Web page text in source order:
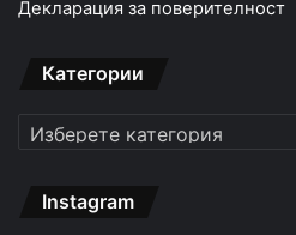
Декларация за поверителност
Категории
Категории
Instagram